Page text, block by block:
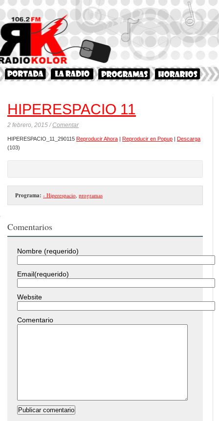
HIPERESPACIO 11
2 febrero, 2015 /Comentar
HIPERESPACIO_11_290115 Reproducir Ahora | Reproducir en Popup | Descarga
(103)
Programa: - Hiperespacio, programas
Comentarios
Nombre (requerido)
Email(requerido)
Website
Comentario